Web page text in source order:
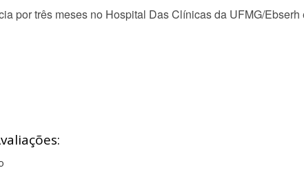
por três meses no Hospital Das Clínicas da UFMG/